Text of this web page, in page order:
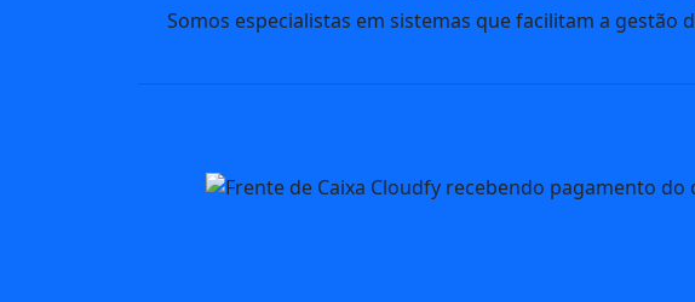
Somos especialistas em sistemas que facilitam a